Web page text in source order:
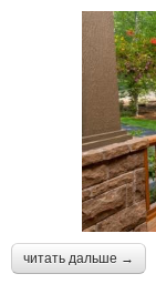
читать дальше →